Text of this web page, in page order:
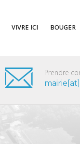
VIVRE ICI BOUGER
Prendre